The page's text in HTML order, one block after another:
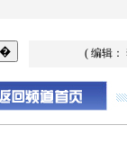
( 编辑：